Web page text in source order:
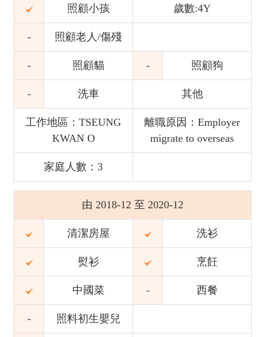
照顧小孩 歲數:4Y
照顧老人/傷殘
照顧貓 照顧狗
洗車 其他
工作地區：TSEUNG
KWAN O
離職原因：Employer
migrate to overseas
家庭人數：3
由 2018-12 至 2020-12
清潔房屋 洗衫
熨衫 烹飪
中國菜 西餐
照料初生嬰兒